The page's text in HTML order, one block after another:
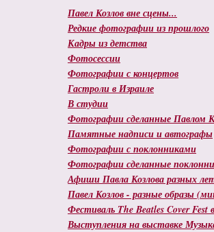
Павел Козлов вне сцены...
Редкие фотографии из прошлого
Кадры из детства
Фотосессии
Фотографии с концертов
Гастроли в Израиле
В студии
Фотографии сделанные Павлом
Памятные надписи и автографы
Фотографии с поклонниками
Фотографии сделанные
Афиши Павла Козлова разных
Павел Козлов - разные образы
Фестиваль The Beatles Cover Fest
Выступления на выставке